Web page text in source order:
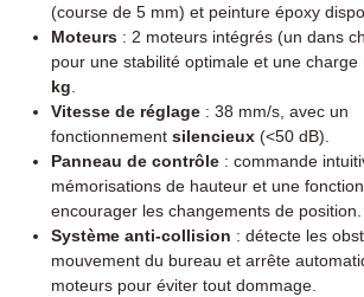
(course de 5 mm) et peinture époxy
Moteurs : 2 moteurs intégrés (un dans
pour une stabilité optimale et une charge
kg
Vitesse de réglage : 38 mm/s, avec un
fonctionnement silencieux (<50 dB).
Panneau de contrôle : commande
mémorisations de hauteur et une
encourager les changements de position.
Système anti-collision : détecte les
mouvement du bureau et arrête
moteurs pour éviter tout dommage.